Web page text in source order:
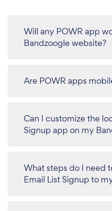
Will any POWR app
Bandzoogle website?
Are POWR apps
Can I customize the
Signup app on my
What steps do I need
Email List Signup to